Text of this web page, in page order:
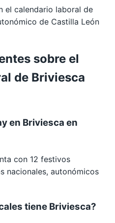
el calendario laboral de
de Castilla León
sobre el
de Briviesca
en Briviesca en
con 12 festivos
nacionales, autonómicos
tiene Briviesca?